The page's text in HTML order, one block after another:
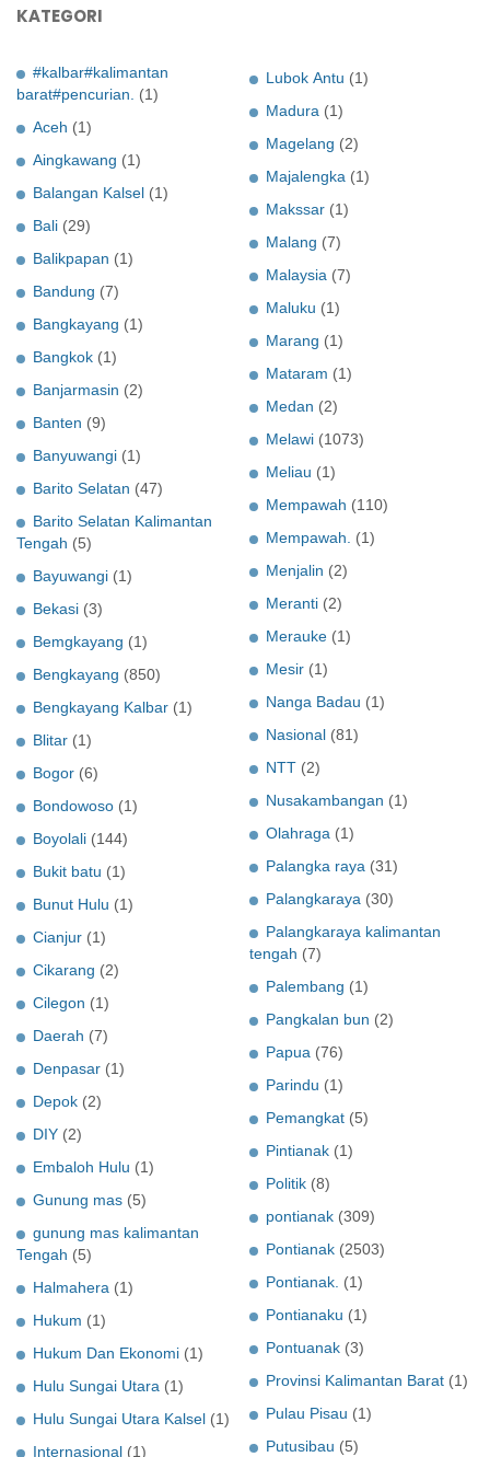
KATEGORI
#kalbar#kalimantan
barat#pencurian. (1)
Aceh (1)
Aingkawang (1)
Balangan Kalsel (1)
Bali (29)
Balikpapan (1)
Bandung (7)
Bangkayang (1)
Bangkok (1)
Banjarmasin (2)
Banten (9)
Banyuwangi (1)
Barito Selatan (47)
Barito Selatan Kalimantan
Tengah (5)
Bayuwangi (1)
Bekasi (3)
Bemgkayang (1)
Bengkayang (850)
Bengkayang Kalbar (1)
Blitar (1)
Bogor (6)
Bondowoso (1)
Boyolali (144)
Bukit batu (1)
Bunut Hulu (1)
Cianjur (1)
Cikarang (2)
Cilegon (1)
Daerah (7)
Denpasar (1)
Depok (2)
DIY (2)
Embaloh Hulu (1)
Gunung mas (5)
gunung mas kalimantan
Tengah (5)
Halmahera (1)
Hukum (1)
Hukum Dan Ekonomi (1)
Hulu Sungai Utara (1)
Hulu Sungai Utara Kalsel (1)
Internasional (1)
Lubok Antu (1)
Madura (1)
Magelang (2)
Majalengka (1)
Makssar (1)
Malang (7)
Malaysia (7)
Maluku (1)
Marang (1)
Mataram (1)
Medan (2)
Melawi (1073)
Meliau (1)
Mempawah (110)
Mempawah. (1)
Menjalin (2)
Meranti (2)
Merauke (1)
Mesir (1)
Nanga Badau (1)
Nasional (81)
NTT (2)
Nusakambangan (1)
Olahraga (1)
Palangka raya (31)
Palangkaraya (30)
Palangkaraya kalimantan
tengah (7)
Palembang (1)
Pangkalan bun (2)
Papua (76)
Parindu (1)
Pemangkat (5)
Pintianak (1)
Politik (8)
pontianak (309)
Pontianak (2503)
Pontianak. (1)
Pontianaku (1)
Pontuanak (3)
Provinsi Kalimantan Barat (1)
Pulau Pisau (1)
Putusibau (5)